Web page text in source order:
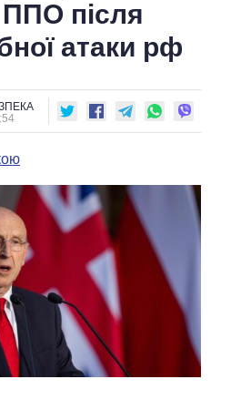
СВІТ
ОФІС
ІНФОГРАФІКА
ВІДЕО
ПІДТРИМАТИ
ПОЛІТИКІВ
ППО після
атаки рф